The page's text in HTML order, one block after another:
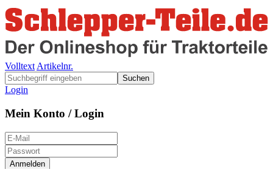
Volltext Artikelnr.
Suchen
Login
Mein Konto / Login